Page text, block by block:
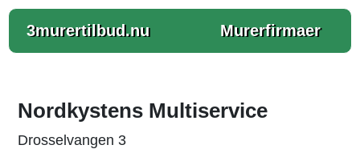
3murertilbud.nu Murerfirmaer
Nordkystens Multiservice
Drosselvangen 3